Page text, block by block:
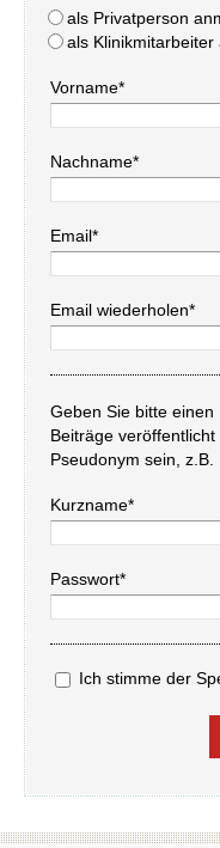
als Privatperson
als Klinikmitarbeiter
Vorname*
Nachname*
Email*
Email wiederholen*
Geben Sie bitte
Beiträge
Pseudonym sein, z.B.
Kurzname*
Passwort*
Ich stimme der